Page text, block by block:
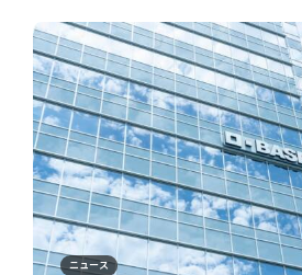
ニュース